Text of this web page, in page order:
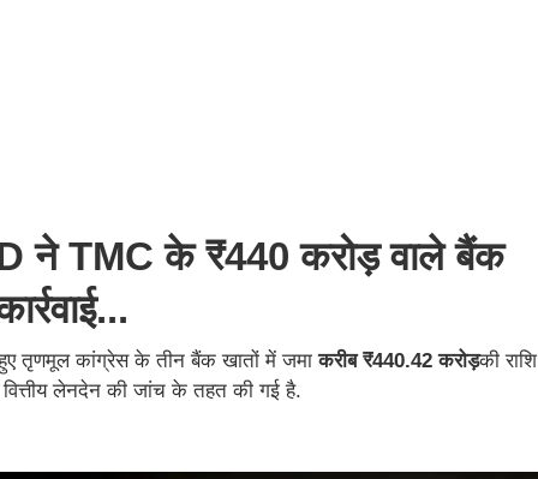
ने TMC के ₹440 करोड़ वाले बैंक
तृणमूल कांग्रेस के तीन बैंक खातों में जमाकरीब ₹440.42 करोड़की राशि
लेनदेन की जांच के तहत की गई है.